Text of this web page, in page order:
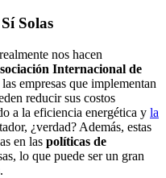
Solas
nos hacen
Internacional de
empresas que implementan
reducir sus costos
a la eficiencia energética y la
¿verdad? Además, estas
en las políticas de
lo que puede ser un gran